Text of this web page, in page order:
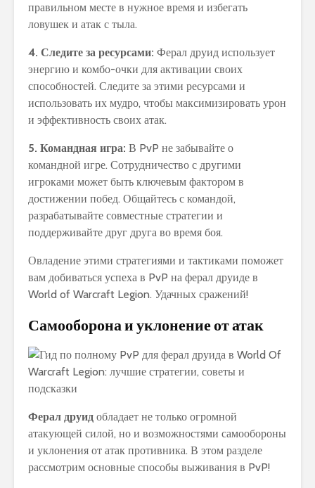
правильном месте в нужное время и избегать
ловушек и атак с тыла.
4. Следите за ресурсами: Ферал друид использует
энергию и комбо-очки для активации своих
способностей. Следите за этими ресурсами и
использовать их мудро, чтобы максимизировать урон
и эффективность своих атак.
5. Командная игра: В PvP не забывайте о
командной игре. Сотрудничество с другими
игроками может быть ключевым фактором в
достижении побед. Общайтесь с командой,
разрабатывайте совместные стратегии и
поддерживайте друг друга во время боя.
Овладение этими стратегиями и тактиками поможет
вам добиваться успеха в PvP на ферал друиде в
World of Warcraft Legion. Удачных сражений!
Самооборона и уклонение от атак
Ферал друид обладает не только огромной
атакующей силой, но и возможностями самообороны
и уклонения от атак противника. В этом разделе
рассмотрим основные способы выживания в PvP!